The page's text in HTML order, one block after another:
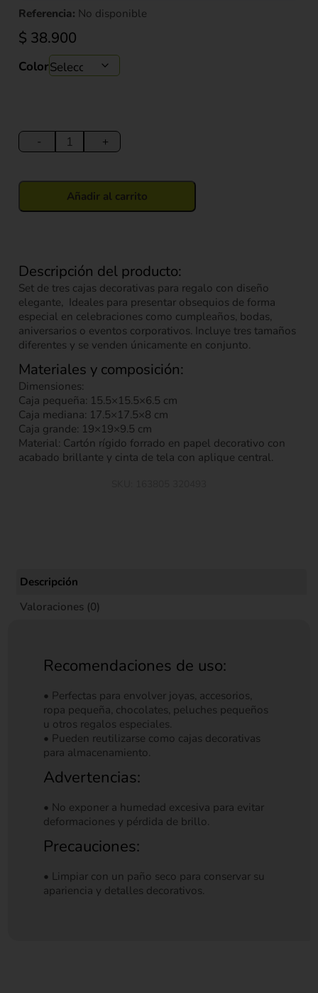
Descripción del producto:
Set de tres cajas decorativas para regalo con diseño
elegante, Ideales para presentar obsequios de forma
especial en celebraciones como cumpleaños, bodas,
aniversarios o eventos corporativos. Incluye tres tamaños
diferentes y se venden únicamente en conjunto.
Materiales y composición:
Dimensiones:
Caja pequeña: 15.5×15.5×6.5 cm
Caja mediana: 17.5×17.5×8 cm
Caja grande: 19×19×9.5 cm
Material: Cartón rígido forrado en papel decorativo con
acabado brillante y cinta de tela con aplique central.
Referencia: No disponible
$ 38.900
Color
-
Regalo
3
cantidad
+
Añadir al carrito
Descripción
Valoraciones (0)
Recomendaciones de uso:
• Perfectas para envolver joyas, accesorios,
ropa pequeña, chocolates, peluches pequeños
u otros regalos especiales.
• Pueden reutilizarse como cajas decorativas
para almacenamiento.
Advertencias:
• No exponer a humedad excesiva para evitar
deformaciones y pérdida de brillo.
Precauciones:
• Limpiar con un paño seco para conservar su
apariencia y detalles decorativos.